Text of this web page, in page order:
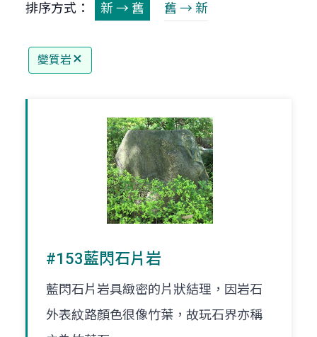
排序方式： 新 → 舊 舊 → 新
變質岩
#153藍閃石片岩
藍閃石片岩具緻密的片狀結理，因岩石
外表紋路顏色很像竹葉，故玩石界亦稱